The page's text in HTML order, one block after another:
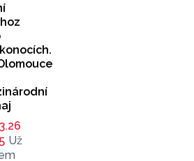
Už